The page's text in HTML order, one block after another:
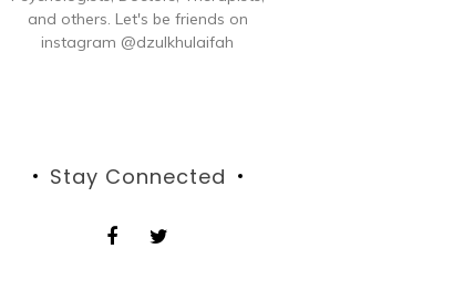
and others. Let's be friends on
instagram @dzulkhulaifah
Stay Connected